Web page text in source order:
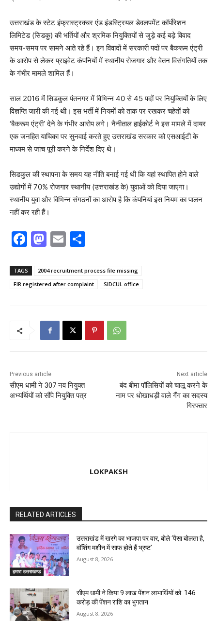
उत्तराखंड के स्टेट इंफ्रास्ट्रक्चर एंड इंडस्ट्रियल डेवलपमेंट कॉर्पोरेशन
लिमिटेड (सिडकु) की भर्तियों और श्रमिक नियुक्तियों से जुड़े कई बड़े विवाद
समय-समय पर सामने आते रहे हैं। इन विवादों में सरकारी पदों पर बैकरूम एंट्री
के आरोप से लेकर प्राइवेट कंपनियों में स्थानीय रोजगार और वेतन विसंगतियों तक
के गंभीर मामले शामिल हैं।
साल 2016 में सिडकुल पंतनगर में विभिन्न 40 से 45 पदों पर नियुक्तियों के लिए
विज्ञप्ति जारी की गई थी। इस भर्ती में नियमों को ताक पर रखकर चहेतों को
‘बैकरूम एंट्री’ देने के गंभीर आरोप लगे। नैनीताल हाईकोर्ट ने इस मामले में दायर
एक जनहित याचिका पर सुनवाई करते हुए उत्तराखंड सरकार को एसआईटी के
माध्यम से जांच पूरी करने के निर्देश दिए थे।
सिडकुल की स्थापना के समय यह नीति बनाई गई थी कि यहां स्थापित होने वाले
उद्योगों में 70% रोजगार स्थानीय (उत्तराखंड के) युवाओं को दिया जाएगा।
स्थानीय युवा और विभिन्न संगठनों का आरोप है कि कंपनियां इस नियम का पालन
नहीं कर रही हैं।
F
c
e
M
st
o
o
n
E
ai
l
ar
e
TAGS
2004 recruitment process file missing
FIR registered after complaint
SIDCUL office
Previous article
सीएम धामी ने 307 नव नियुक्त
अभ्यर्थियों को सौंपे नियुक्ति पत्र
Next article
बंद बीमा पॉलिसियों को चालू करने के
नाम पर धोखाधड़ी वाले गैंग का सदस्य
गिरफ्तार
LOKPAKSH
RELATED ARTICLES
हमारा उत्तराखण्ड
उत्तराखंड में खरगे का भाजपा पर वार, बोले ‘पैसा बोलता है,
वॉशिंग मशीन में साफ होते हैं भ्रष्ट’
August 8, 2026
सीएम धामी ने किया 9 लाख पेंशन लाभार्थियों को ₹ 146
करोड़ की पेंशन राशि का भुगतान
August 8, 2026